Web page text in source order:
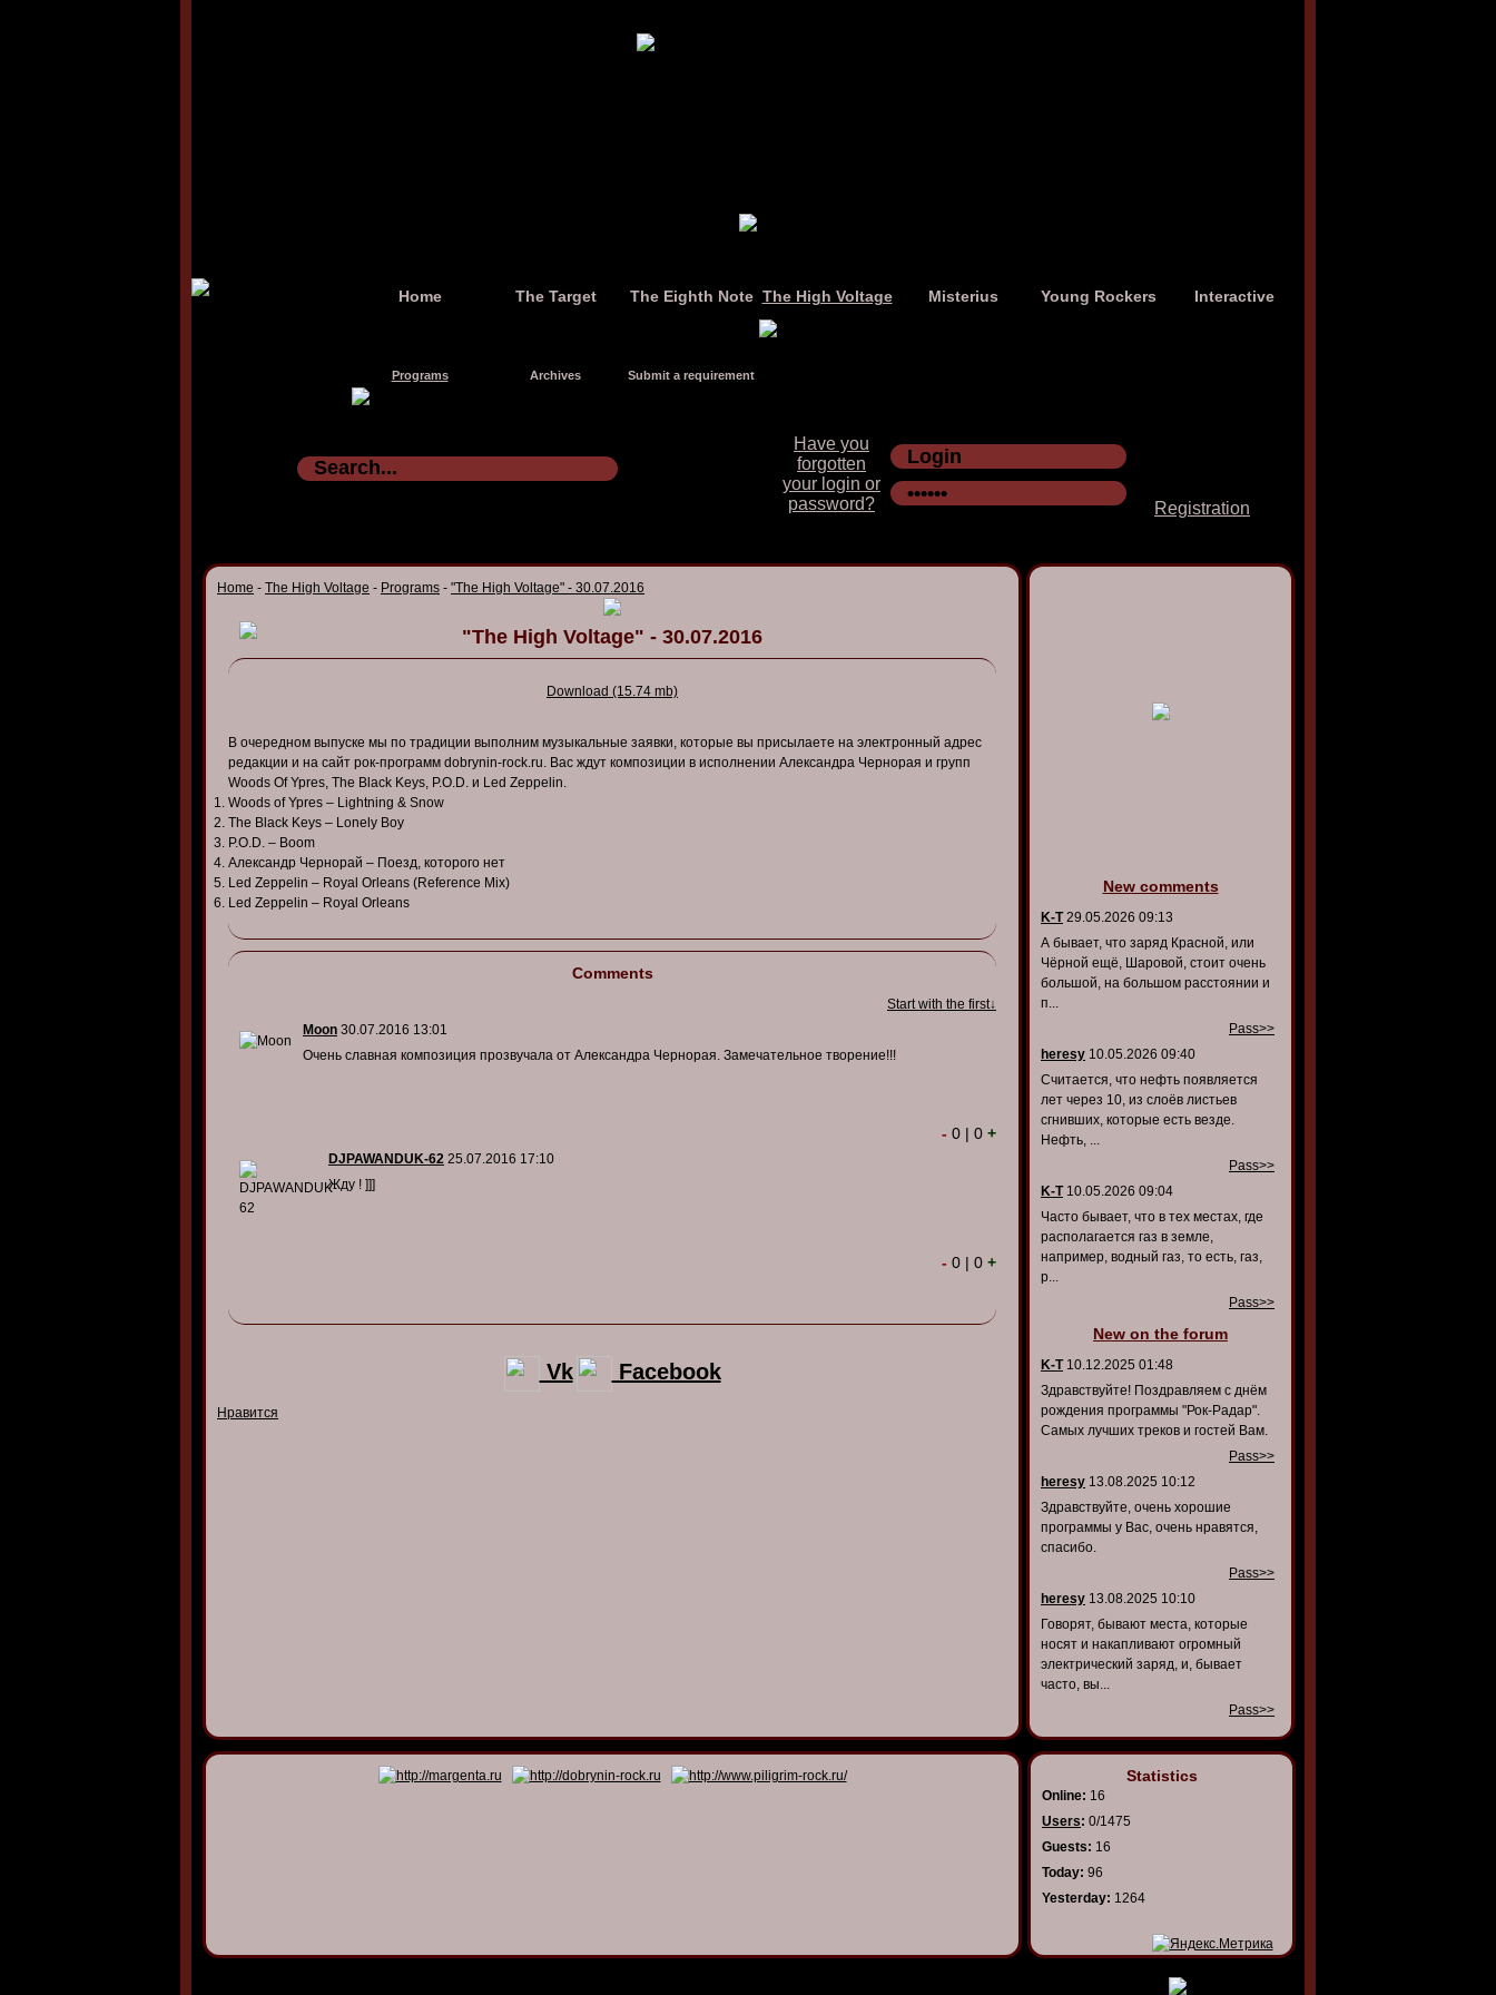
Home The Target The Eighth Note The High Voltage Misterius Young Rockers Interactive
Programs Archives Submit a requirement
Have you
forgotten
your login or
password?
Registration
Home - The High Voltage - Programs - "The High Voltage" - 30.07.2016
"The High Voltage" - 30.07.2016
Download (15.74 mb)
В очередном выпуске мы по традиции выполним музыкальные заявки, которые вы присылаете на электронный адрес
редакции и на сайт рок-программ dobrynin-rock.ru. Вас ждут композиции в исполнении Александра Чернорая и групп
Woods Of Ypres, The Black Keys, P.O.D. и Led Zeppelin.
Woods of Ypres – Lightning & Snow
The Black Keys – Lonely Boy
P.O.D. – Boom
Александр Чернорай – Поезд, которого нет
Led Zeppelin – Royal Orleans (Reference Mix)
Led Zeppelin – Royal Orleans
Comments
Start with the first↓
Moon 30.07.2016 13:01
Очень славная композиция прозвучала от Александра Чернорая. Замечательное творение!!!
- 0 | 0 +
DJPAWANDUK-62 25.07.2016 17:10
Жду ! ]]]
- 0 | 0 +
Vk Facebook
Нравится
New comments
K-T29.05.2026 09:13
А бывает, что заряд Красной, или
Чёрной ещё, Шаровой, стоит очень
большой, на большом расстоянии и
п...
Pass>>
heresy 10.05.2026 09:40
Считается, что нефть появляется
лет через 10, из слоёв листьев
сгнивших, которые есть везде.
Нефть, ...
Pass>>
K-T10.05.2026 09:04
Часто бывает, что в тех местах, где
располагается газ в земле,
например, водный газ, то есть, газ,
р...
Pass>>
New on the forum
K-T10.12.2025 01:48
Здравствуйте! Поздравляем с днём
рождения программы "Рок-Радар".
Самых лучших треков и гостей Вам.
Pass>>
heresy 13.08.2025 10:12
Здравствуйте, очень хорошие
программы у Вас, очень нравятся,
спасибо.
Pass>>
heresy 13.08.2025 10:10
Говорят, бывают места, которые
носят и накапливают огромный
электрический заряд, и, бывает
часто, вы...
Pass>>
Statistics
Online: 16
Users: 0/1475
Guests: 16
Today: 96
Yesterday: 1264